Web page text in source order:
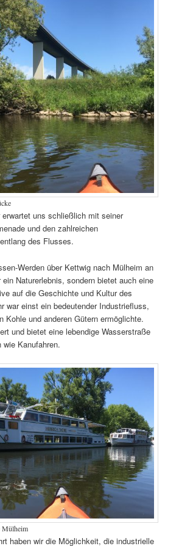
erwartet uns schließlich mit seiner
und den zahlreichen
des Flusses.
Werden über Kettwig nach Mülheim an
Naturerlebnis, sondern bietet auch eine
auf die Geschichte und Kultur des
war einst ein bedeutender Industriefluss,
Kohle und anderen Gütern ermöglichte.
und bietet eine lebendige Wasserstraße
Kanufahren.
Mülheim
haben wir die Möglichkeit, die industrielle